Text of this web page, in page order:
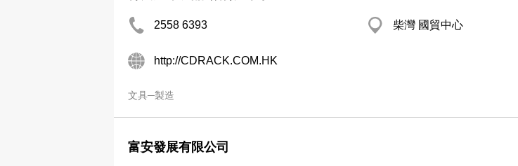
2558 6393 柴灣 國貿中心
http://CDRACK.COM.HK
文具─製造
富安發展有限公司